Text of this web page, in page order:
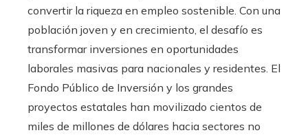
convertir la riqueza en empleo sostenible. Con una
población joven y en crecimiento, el desafío es
transformar inversiones en oportunidades
laborales masivas para nacionales y residentes. El
Fondo Público de Inversión y los grandes
proyectos estatales han movilizado cientos de
miles de millones de dólares hacia sectores no